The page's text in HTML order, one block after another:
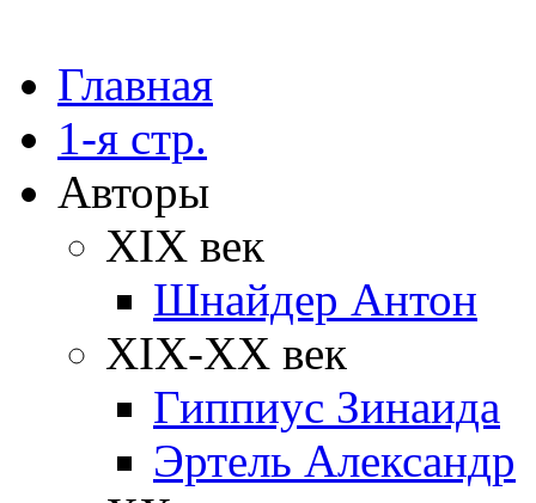
Главная
1-я стр.
Авторы
XIX век
Шнайдер Антон
XIX-XX век
Гиппиус Зинаида
Эртель Александр